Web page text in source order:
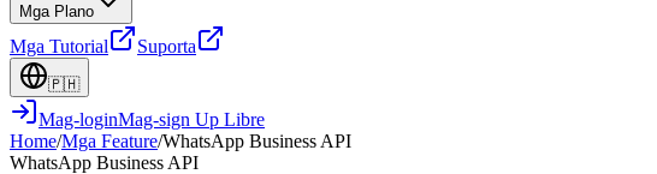
Mga Plano
Mga Tutorial Suporta
🇵🇭
Mag-loginMag-sign Up Libre
Home/Mga Feature/WhatsApp Business API
WhatsApp Business API